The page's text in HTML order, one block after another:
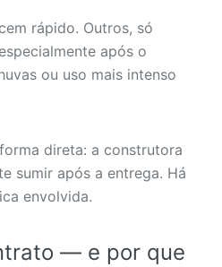
rápido. Outros, só
após o
ou uso mais intenso
direta: a construtora
sumir após a entrega. Há
envolvida.
— e por que